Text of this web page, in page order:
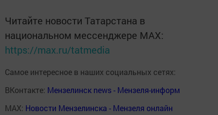
Читайте новости Татарстана в
национальном мессенджере MАХ:
https://max.ru/tatmedia
Самое интересное в наших социальных сетях:
ВКонтакте: Мензелинск news - Мензеля-информ
MAX: Новости Мензелинска - Мензеля онлайн